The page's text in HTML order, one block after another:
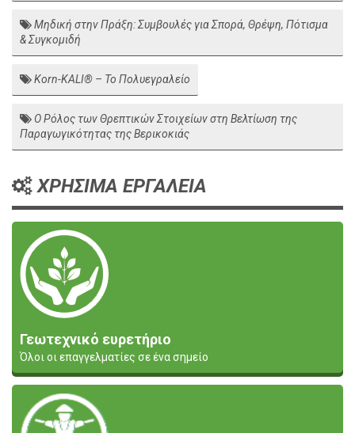
Μηδική στην Πράξη: Συμβουλές για Σπορά, Θρέψη, Πότισμα
& Συγκομιδή
Korn-KALI® – Το Πολυεγραλείο
Ο Ρόλος των Θρεπτικών Στοιχείων στη Βελτίωση της
Παραγωγικότητας της Βερικοκιάς
ΧΡΗΣΙΜΑ ΕΡΓΑΛΕΙΑ
Γεωτεχνικό ευρετήριο
Όλοι οι επαγγελματίες σε ένα σημείο